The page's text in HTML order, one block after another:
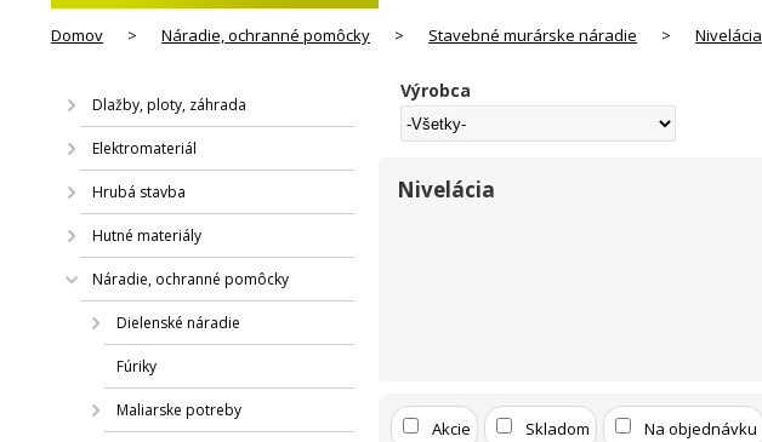
Domov > Náradie, ochranné pomôcky > Stavebné murárske náradie > Nivelácia
Dlažby, ploty, záhrada
Elektromateriál
Hrubá stavba
Hutné materiály
Náradie, ochranné pomôcky
Dielenské náradie
Fúriky
Maliarske potreby
Výrobca
Nivelácia
Akcie Skladom Na objednávku